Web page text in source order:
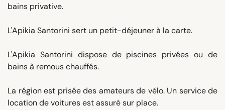
bains privative.
L'Apikia Santorini sert un petit-déjeuner à la carte.
L'Apikia Santorini dispose de piscines privées ou de
bains à remous chauffés.
La région est prisée des amateurs de vélo. Un service de
location de voitures est assuré sur place.